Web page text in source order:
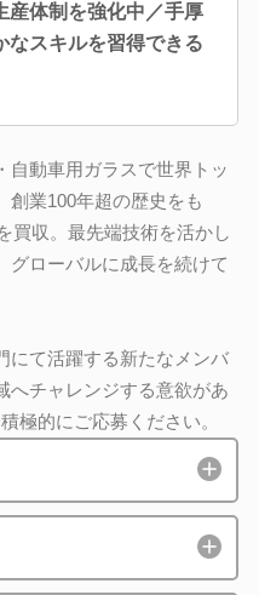
産体制を強化中／手厚
なスキルを習得できる
自動車用ガラスで世界トッ
創業100年超の歴史をも
買収。最先端技術を活かし
グローバルに成長を続けて
にて活躍する新たなメンバ
へチャレンジする意欲があ
極的にご応募ください。